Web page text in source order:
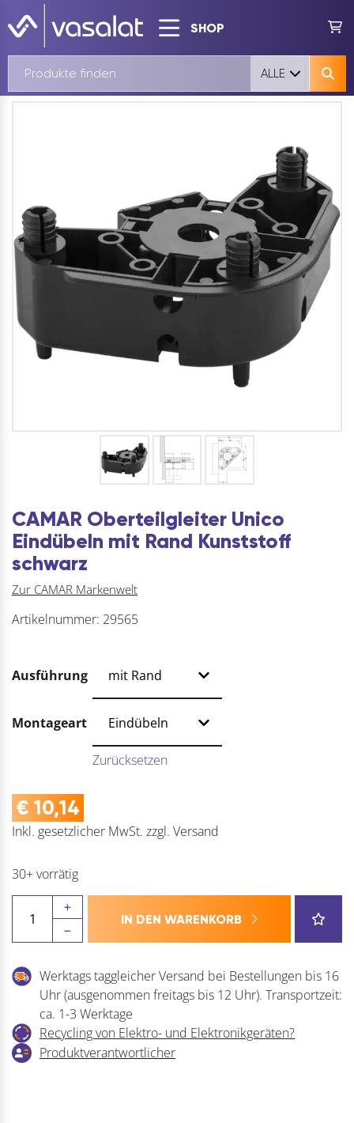
SHOP
ALLE
CAMAR Oberteilgleiter Unico
Eindübeln mit Rand Kunststoff
schwarz
Zur CAMAR Markenwelt
Artikelnummer: 29565
Ausführung
Montageart
Zurücksetzen
€ 10,14
Inkl. gesetzlicher MwSt. zzgl. Versand
30+ vorrätig
Oberteilgleiter
Unico
Unicomatic
Menge
IN DEN WARENKORB
Werktags taggleicher Versand bei Bestellungen bis 16
Uhr (ausgenommen freitags bis 12 Uhr). Transportzeit:
ca. 1-3 Werktage
Recycling von Elektro- und Elektronikgeräten?
Produktverantwortlicher